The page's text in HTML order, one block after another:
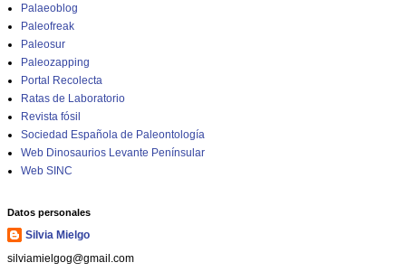
Palaeoblog
Paleofreak
Paleosur
Paleozapping
Portal Recolecta
Ratas de Laboratorio
Revista fósil
Sociedad Española de Paleontología
Web Dinosaurios Levante Penínsular
Web SINC
Datos personales
Silvia Mielgo
silviamielgog@gmail.com